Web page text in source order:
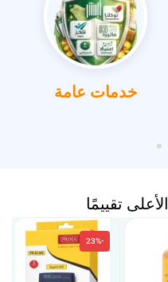
حجز طيران
الأعلى تقييمًا